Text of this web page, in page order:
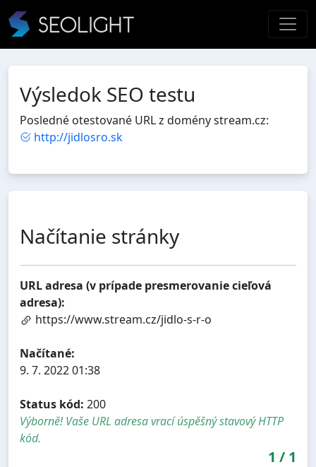
Výsledok SEO testu
Posledné otestované URL z domény stream.cz:
http://jidlosro.sk
Načítanie stránky
URL adresa (v prípade presmerovanie cieľová
adresa):
https://www.stream.cz/jidlo-s-r-o
Načítané:
9. 7. 2022 01:38
Status kód: 200
Výborně! Vaše URL adresa vrací úspěšný stavový HTTP
kód.
1 / 1